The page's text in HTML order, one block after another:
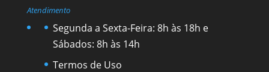
Atendimento
Segunda a Sexta-Feira: 8h às 18h e
Sábados: 8h às 14h
Termos de Uso